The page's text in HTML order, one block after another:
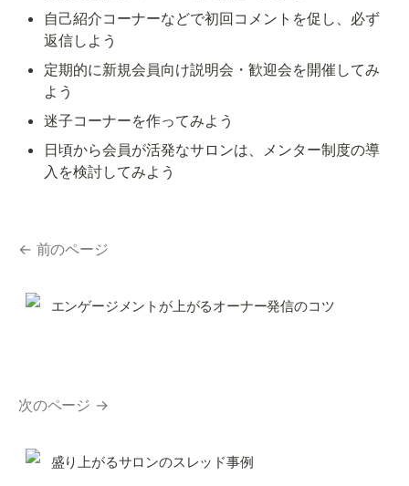
自己紹介コーナーなどで初回コメントを促し、必ず
返信しよう
定期的に新規会員向け説明会・歓迎会を開催してみ
よう
迷子コーナーを作ってみよう
日頃から会員が活発なサロンは、メンター制度の導
入を検討してみよう
← 前のページ
エンゲージメントが上がるオーナー発信のコツ
次のページ →
盛り上がるサロンのスレッド事例